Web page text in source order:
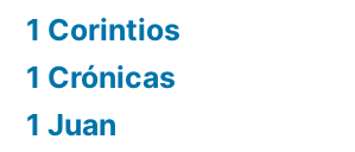
1 Corintios
1 Crónicas
1 Juan